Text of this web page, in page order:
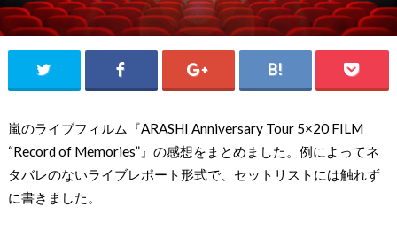
嵐のライブフィルム『ARASHI Anniversary Tour 5×20 FILM
“Record of Memories”』の感想をまとめました。例によってネ
タバレのないライブレポート形式で、セットリストには触れず
に書きました。